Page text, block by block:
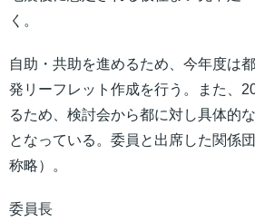
く。
自助・共助を進めるため、今年度は
発リーフレット作成を行う。また、
るため、検討会から都に対し具体的
となっている。委員と出席した関係
称略）。
委員長